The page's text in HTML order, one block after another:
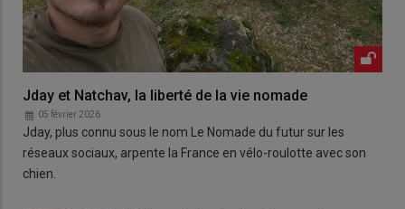
Jday et Natchav, la liberté de la vie nomade
05 février 2026
Jday, plus connu sous le nom Le Nomade du futur sur les
réseaux sociaux, arpente la France en vélo-roulotte avec son
chien.